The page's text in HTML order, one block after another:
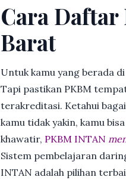
Cara Daftar
Barat
Untuk kamu yang berada
Tapi pastikan PKBM
terakreditasi. Ketahui
kamu tidak yakin, kamu
khawatir, PKBM INTAN
Sistem pembelajaran
INTAN adalah pilihan